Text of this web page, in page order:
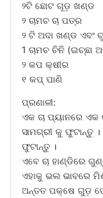
୨ଟି ଛୋଟ ଗୂଡ଼ ଖଣ୍ଡ
୨ ଚାମଚ ଚା ପତ୍ର
୨ ଟି ଅଦା ଖଣ୍ଡ ଏବଂ
1 ଚାମଚ ଚିନି (ଇଚ୍ଛା
୨ କପ କ୍ଷୀର
୧ କପ୍ ପାଣି
ପ୍ରଣାଳୀ:
ଏକ ଚା ପ୍ୟାନରେ
ସାମଗ୍ରୀ କୁ ଫୁଟାନ୍ତୁ
ଫୁଟାନ୍ତୁ ।
ଏବେ ଚା ହାଣ୍ଡିରେ
ଏହାକୁ ଭଲ ଭାବରେ
ଅନ୍ତତ ପକ୍ଷେ ଗୁଡ଼